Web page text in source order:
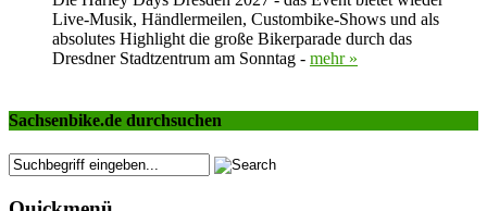
Live-Musik, Händlermeilen, Custombike-Shows und als
absolutes Highlight die große Bikerparade durch das
Dresdner Stadtzentrum am Sonntag - mehr »
Sachsenbike.de durchsuchen